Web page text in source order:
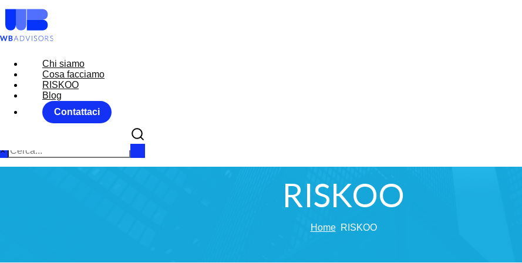
Chi siamo
Cosa facciamo
RISKOO
Blog
Contattaci
Chi siamo
Cosa facciamo
RISKOO
Blog
Contattaci
×
RISKOO
Home RISKOO